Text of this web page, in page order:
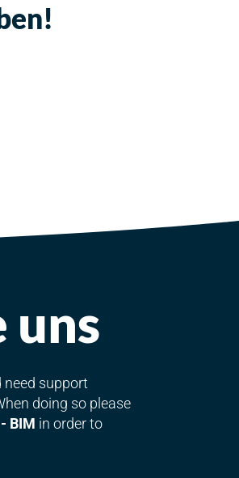
need support
doing so please
BIM in order to